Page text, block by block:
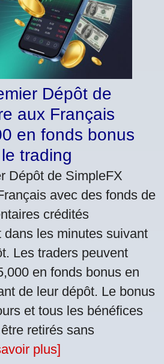
Dépôt de
aux Français
en fonds bonus
trading
Dépôt de SimpleFX
avec des fonds de
crédités
dans les minutes suivant
Les traders peuvent
en fonds bonus en
de leur dépôt. Le bonus
et tous les bénéfices
retirés sans
plus]